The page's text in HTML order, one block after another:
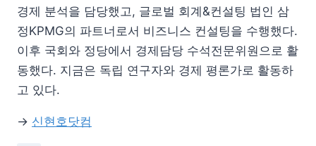
경제 분석을 담당했고, 글로벌 회계&컨설팅 법인 삼
정KPMG의 파트너로서 비즈니스 컨설팅을 수행했다.
이후 국회와 정당에서 경제담당 수석전문위원으로 활
동했다. 지금은 독립 연구자와 경제 평론가로 활동하
고 있다.
→ 신현호닷컴